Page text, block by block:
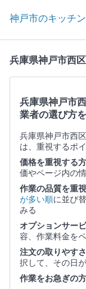
神戸市のキッチ
兵庫県神戸市西
兵庫県神戸市
業者の選び方
兵庫県神戸市西
は、重視するポ
価格を重視する方
価やページ内の
作業の品質を重
が多い順に並び
みる
オプションサー
容、作業料金を
注文の取りやす
択して、その日
作業をお急ぎの方